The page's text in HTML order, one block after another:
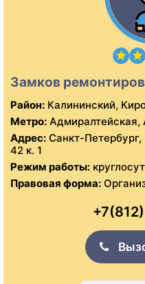
Замков
Район: Калининский,
Метро: Адмиралтейская,
Адрес: Санкт-
42 к. 1
Режим работы:
Правовая форма: